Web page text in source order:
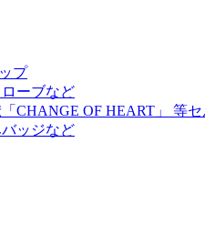
プ
ーブなど
CHANGE OF HEART」 等
ッジなど